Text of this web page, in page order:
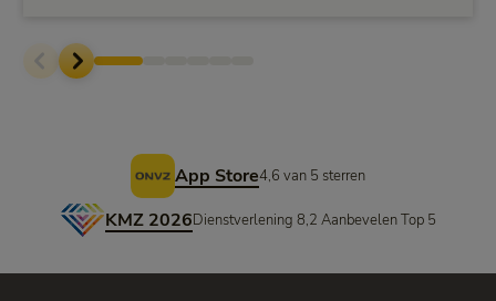
App Store4,6 van 5 sterren
KMZ 2026Dienstverlening 8,2 Aanbevelen Top 5